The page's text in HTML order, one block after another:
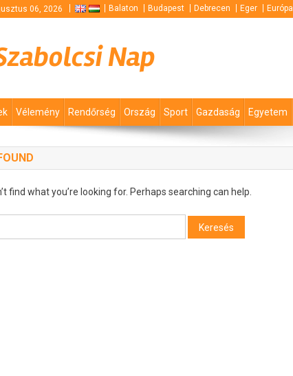
06, 2026 Balaton Budapest Debrecen Eger Európa
Nap
Vélemény Rendőrség Ország Sport Gazdaság Egyetem
find what you’re looking for. Perhaps searching can help.